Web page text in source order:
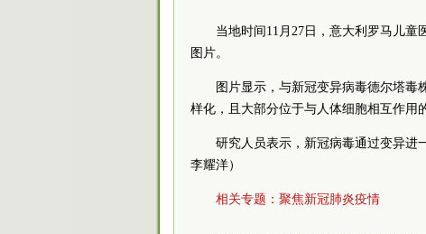
当地时间11月27日，意大利罗马儿
图片。
图片显示，与新冠变异病毒德尔塔毒
样化，且大部分位于与人体细胞相互作用
研究人员表示，新冠病毒通过变异进
李耀洋）
相关专题： 聚焦新冠肺炎疫情